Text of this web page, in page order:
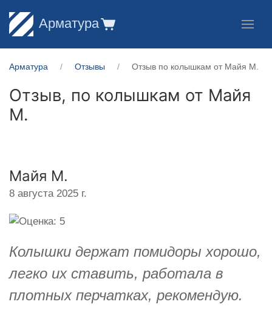
Арматура
Арматура Отзывы Отзыв по колышкам от Майя М.
Отзыв, по колышкам от Майя
М.
Майя М.
8 августа 2025 г.
Колышки держат помидоры хорошо,
легко их ставить, работала в
плотных перчатках, рекомендую.